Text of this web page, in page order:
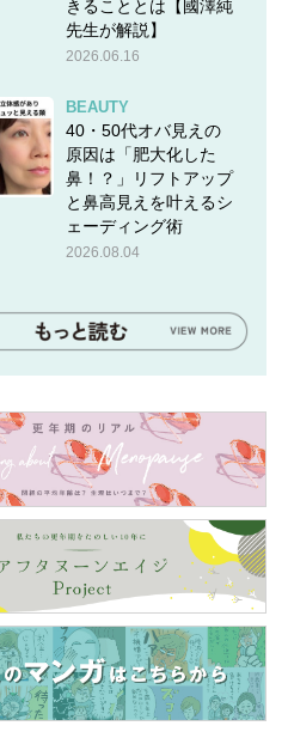
きることとは【國澤純
先生が解説】
2026.06.16
BEAUTY
40・50代オバ見えの
原因は「肥大化した
鼻！？」リフトアップ
と鼻高見えを叶えるシ
ェーディング術
2026.08.04